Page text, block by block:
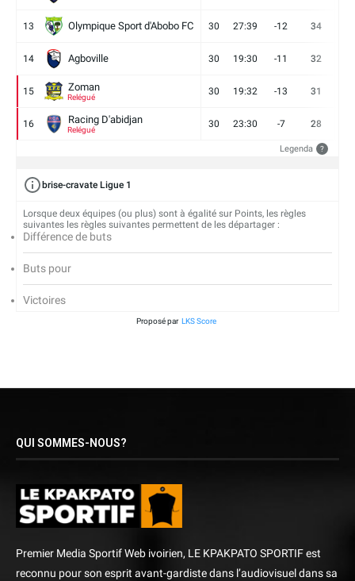
13 Olympique Sport d'Abobo FC 30 27:39 -12 34
14 Agboville 30 19:30 -11 32
15 Zoman
Relégué
30 19:32 -13 31
16 Racing D'abidjan
Relégué
30 23:30 -7 28
Legenda ?
brise-cravate Ligue 1
Lorsque deux équipes (ou plus) sont à égalité sur Points, les règles
suivantes les règles suivantes permettent de les départager :
Différence de buts
Buts pour
Victoires
Proposé par LKS Score
QUI SOMMES-NOUS?
Premier Media Sportif Web ivoirien, LE KPAKPATO SPORTIF est
reconnu pour son esprit avant-gardiste dans l’audiovisuel dans sa